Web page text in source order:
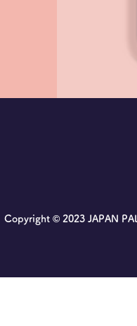
Copyright © 2023 JAPAN